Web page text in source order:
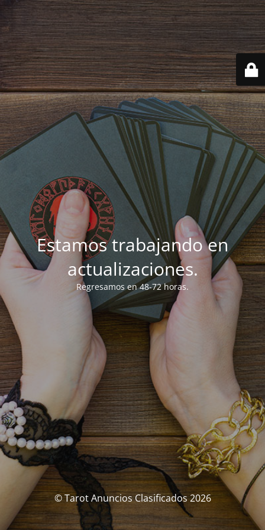
Estamos trabajando en
actualizaciones.
Regresamos en 48-72 horas.
© Tarot Anuncios Clasificados 2026